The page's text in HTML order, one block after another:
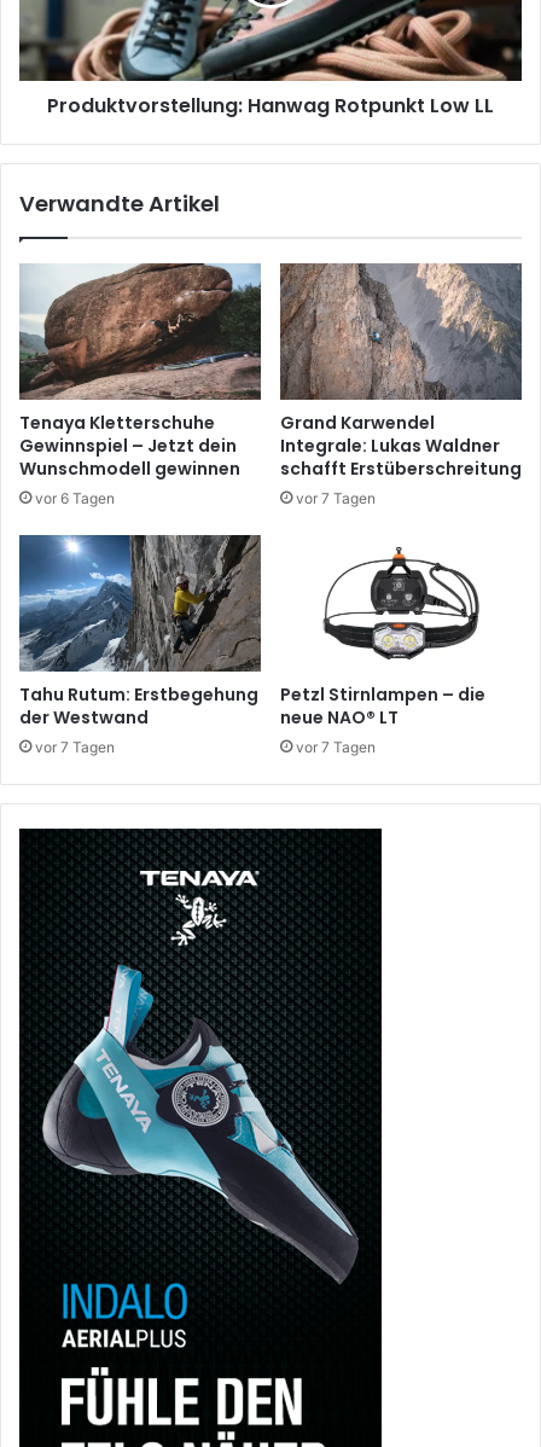
Produktvorstellung: Hanwag Rotpunkt Low LL
Verwandte Artikel
Tenaya Kletterschuhe
Gewinnspiel – Jetzt dein
Wunschmodell gewinnen
vor 6 Tagen
Grand Karwendel
Integrale: Lukas Waldner
schafft Erstüberschreitung
vor 7 Tagen
Tahu Rutum: Erstbegehung
der Westwand
vor 7 Tagen
Petzl Stirnlampen – die
neue NAO® LT
vor 7 Tagen